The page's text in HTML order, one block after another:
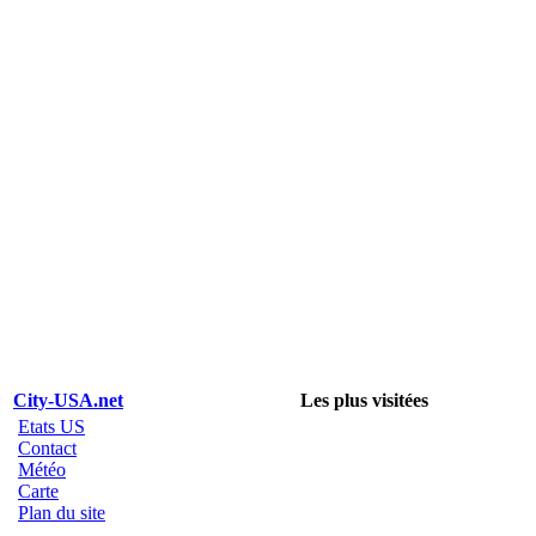
City-USA.net
Les plus visitées
Etats US
Contact
Météo
Carte
Plan du site